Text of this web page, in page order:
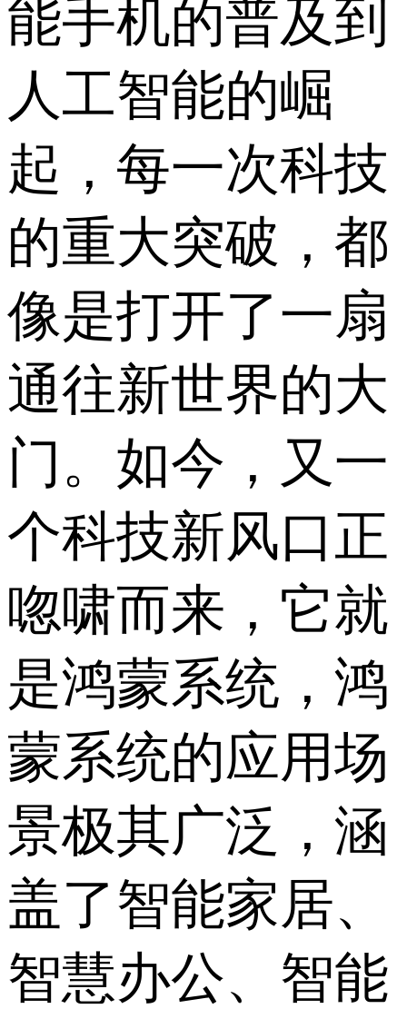
能手机的普及到
人工智能的崛
起，每一次科技
的重大突破，都
像是打开了一扇
通往新世界的大
门。如今，又一
个科技新风口正
唿啸而来，它就
是鸿蒙系统，鸿
蒙系统的应用场
景极其广泛，涵
盖了智能家居、
智慧办公、智能